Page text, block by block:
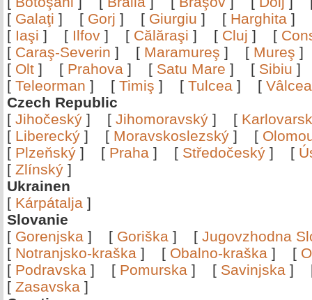
[ Galaţi ] [ Gorj ] [ Giurgiu ] [ Harghita ]
[ Iaşi ] [ Ilfov ] [ Călăraşi ] [ Cluj ] [
[ Caraş-Severin ] [ Maramureş ] [ Mureş
[ Olt ] [ Prahova ] [ Satu Mare ] [ Sibiu
[ Teleorman ] [ Timiş ] [ Tulcea ] [
Czech Republic
[ Jihočeský ] [ Jihomoravský ] [
[ Liberecký ] [ Moravskoslezský ] [
[ Plzeňský ] [ Praha ] [ Středočeský ] [
[ Zlínský ]
Ukrainen
[ Kárpátalja ]
Slovanie
[ Gorenjska ] [ Goriška ] [ Jugovzhodna
[ Notranjsko-kraška ] [ Obalno-kraška ] [
[ Podravska ] [ Pomurska ] [ Savinjska ]
[ Zasavska ]